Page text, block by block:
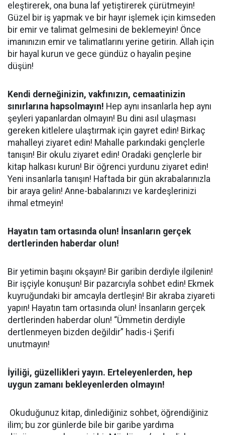
eleştirerek, ona buna laf yetiştirerek çürütmeyin!
Güzel bir iş yapmak ve bir hayır işlemek için kimseden
bir emir ve talimat gelmesini de beklemeyin! Önce
imanınızın emir ve talimatlarını yerine getirin. Allah için
bir hayal kurun ve gece gündüz o hayalin peşine
düşün!
Kendi derneğinizin, vakfınızın, cemaatinizin
sınırlarına hapsolmayın! Hep aynı insanlarla hep aynı
şeyleri yapanlardan olmayın! Bu dini asıl ulaşması
gereken kitlelere ulaştırmak için gayret edin! Birkaç
mahalleyi ziyaret edin! Mahalle parkındaki gençlerle
tanışın! Bir okulu ziyaret edin! Oradaki gençlerle bir
kitap halkası kurun! Bir öğrenci yurdunu ziyaret edin!
Yeni insanlarla tanışın! Haftada bir gün akrabalarınızla
bir araya gelin! Anne-babalarınızı ve kardeşlerinizi
ihmal etmeyin!
Hayatın tam ortasında olun! İnsanların gerçek
dertlerinden haberdar olun!
Bir yetimin başını okşayın! Bir garibin derdiyle ilgilenin!
Bir işçiyle konuşun! Bir pazarcıyla sohbet edin! Ekmek
kuyruğundaki bir amcayla dertleşin! Bir akraba ziyareti
yapın! Hayatın tam ortasında olun! İnsanların gerçek
dertlerinden haberdar olun! “Ümmetin derdiyle
dertlenmeyen bizden değildir” hadis-i Şerifi
unutmayın!
İyiliği, güzellikleri yayın. Erteleyenlerden, hep
uygun zamanı bekleyenlerden olmayın!
Okuduğunuz kitap, dinlediğiniz sohbet, öğrendiğiniz
ilim; bu zor günlerde bile bir garibe yardıma